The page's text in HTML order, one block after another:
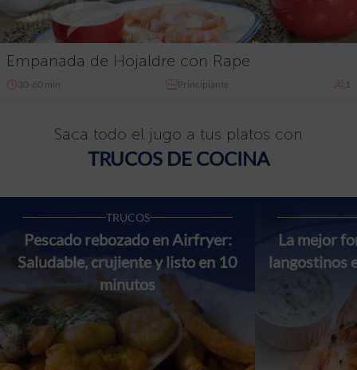
Empanada de Hojaldre con Rape
30-60 min Principiante 1
Saca todo el jugo a tus platos con
TRUCOS DE COCINA
TRUCOS
Pescado rebozado en Airfryer:
Saludable, crujiente y listo en 10
minutos
La mejor
langostinos